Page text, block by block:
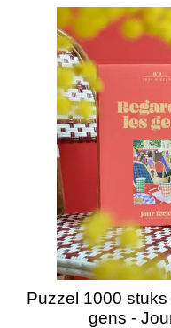
Puzzel 1000
gens -